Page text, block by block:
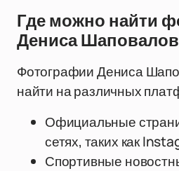
Где можно найти
Дениса
Фотографии Дениса
найти на различных
Официальные
сетях, таких как
Спортивные